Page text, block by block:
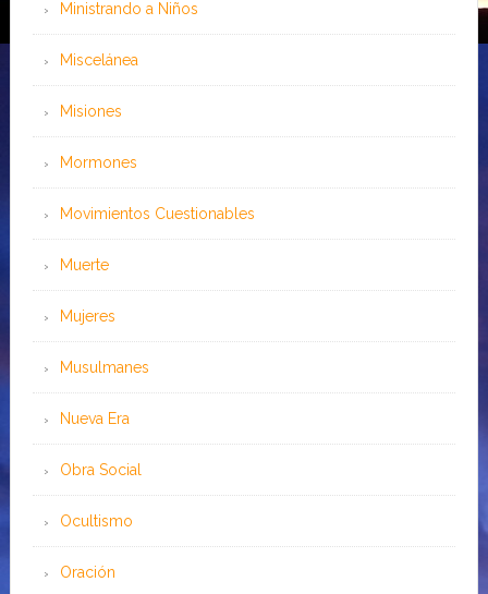
Ministrando a Niños
Miscelánea
Misiones
Mormones
Movimientos Cuestionables
Muerte
Mujeres
Musulmanes
Nueva Era
Obra Social
Ocultismo
Oración